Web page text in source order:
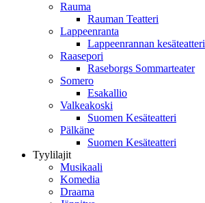
Rauma
Rauman Teatteri
Lappeenranta
Lappeenrannan kesäteatteri
Raasepori
Raseborgs Sommarteater
Somero
Esakallio
Valkeakoski
Suomen Kesäteatteri
Pälkäne
Suomen Kesäteatteri
Tyylilajit
Musikaali
Komedia
Draama